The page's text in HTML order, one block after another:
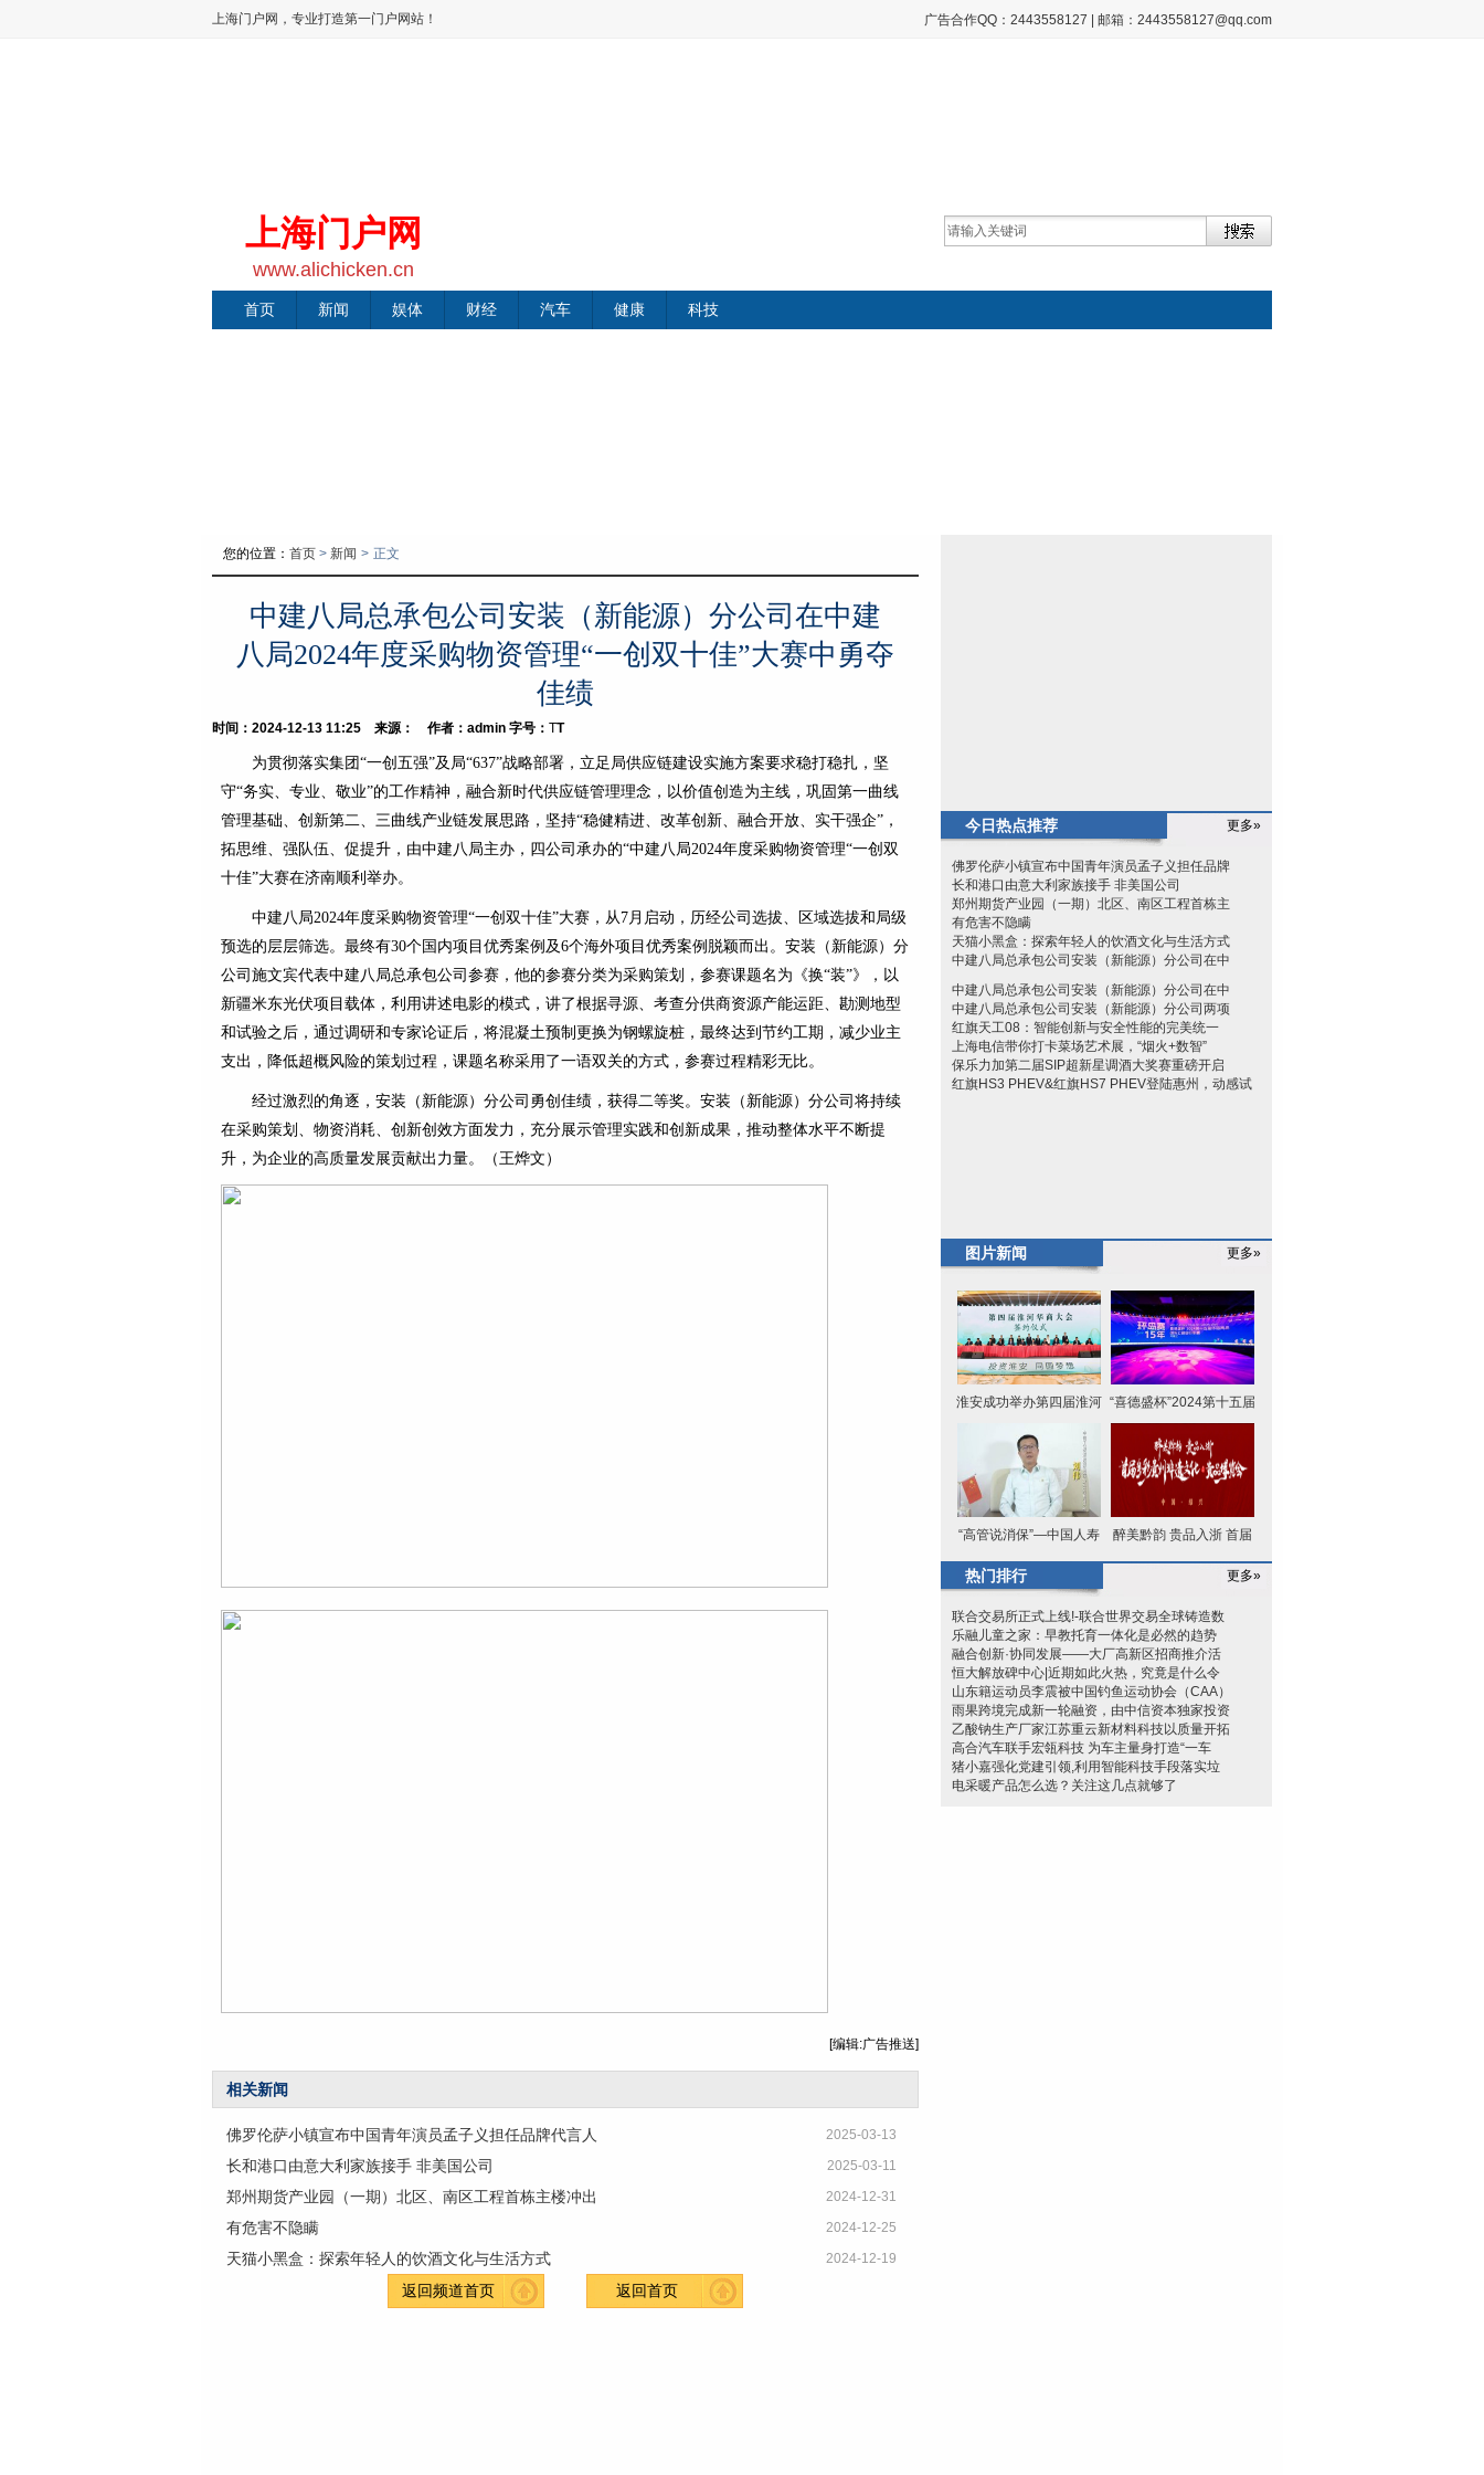
上海门户网，专业打造第一门户网站！ 广告合作QQ：2443558127 | 邮箱：2443558127@qq.com
上海门户网
www.alichicken.cn
首页 新闻 娱体 财经 汽车 健康 科技
您的位置： 首页 > 新闻 > 正文
中建八局总承包公司安装（新能源）分公司在中建
八局2024年度采购物资管理“一创双十佳”大赛中勇夺
佳绩
时间：2024-12-13 11:25 来源： 作者：admin 字号： TT
为贯彻落实集团“一创五强”及局“637”战略部署，立足局供应链建设实施方案要求稳打稳扎，坚
守“务实、专业、敬业”的工作精神，融合新时代供应链管理理念，以价值创造为主线，巩固第一曲线
管理基础、创新第二、三曲线产业链发展思路，坚持“稳健精进、改革创新、融合开放、实干强企”，
拓思维、强队伍、促提升，由中建八局主办，四公司承办的“中建八局2024年度采购物资管理“一创双
十佳”大赛在济南顺利举办。
中建八局2024年度采购物资管理“一创双十佳”大赛，从7月启动，历经公司选拔、区域选拔和局级
预选的层层筛选。最终有30个国内项目优秀案例及6个海外项目优秀案例脱颖而出。安装（新能源）分
公司施文宾代表中建八局总承包公司参赛，他的参赛分类为采购策划，参赛课题名为《换“装”》，以
新疆米东光伏项目载体，利用讲述电影的模式，讲了根据寻源、考查分供商资源产能运距、勘测地型
和试验之后，通过调研和专家论证后，将混凝土预制更换为钢螺旋桩，最终达到节约工期，减少业主
支出，降低超概风险的策划过程，课题名称采用了一语双关的方式，参赛过程精彩无比。
经过激烈的角逐，安装（新能源）分公司勇创佳绩，获得二等奖。安装（新能源）分公司将持续
在采购策划、物资消耗、创新创效方面发力，充分展示管理实践和创新成果，推动整体水平不断提
升，为企业的高质量发展贡献出力量。（王烨文）
[编辑:广告推送]
相关新闻
佛罗伦萨小镇宣布中国青年演员孟子义担任品牌代言人 2025-03-13
长和港口由意大利家族接手 非美国公司 2025-03-11
郑州期货产业园（一期）北区、南区工程首栋主楼冲出 2024-12-31
有危害不隐瞒 2024-12-25
天猫小黑盒：探索年轻人的饮酒文化与生活方式 2024-12-19
返回频道首页 返回首页
今日热点推荐 更多»
佛罗伦萨小镇宣布中国青年演员孟子义担任品牌
长和港口由意大利家族接手 非美国公司
郑州期货产业园（一期）北区、南区工程首栋主
有危害不隐瞒
天猫小黑盒：探索年轻人的饮酒文化与生活方式
中建八局总承包公司安装（新能源）分公司在中
中建八局总承包公司安装（新能源）分公司在中
中建八局总承包公司安装（新能源）分公司两项
红旗天工08：智能创新与安全性能的完美统一
上海电信带你打卡菜场艺术展，“烟火+数智”
保乐力加第二届SIP超新星调酒大奖赛重磅开启
红旗HS3 PHEV&红旗HS7 PHEV登陆惠州，动感试
图片新闻 更多»
淮安成功举办第四届淮河 “喜德盛杯”2024第十五届
环海
“高管说消保”—中国人寿
醉美黔韵 贵品入浙 首届
热门排行 更多»
联合交易所正式上线!-联合世界交易全球铸造数
乐融儿童之家：早教托育一体化是必然的趋势
融合创新·协同发展——大厂高新区招商推介活
恒大解放碑中心|近期如此火热，究竟是什么令
山东籍运动员李震被中国钓鱼运动协会（CAA）
雨果跨境完成新一轮融资，由中信资本独家投资
乙酸钠生产厂家江苏重云新材料科技以质量开拓
高合汽车联手宏瓴科技 为车主量身打造“一车
猪小嘉强化党建引领,利用智能科技手段落实垃
电采暖产品怎么选？关注这几点就够了